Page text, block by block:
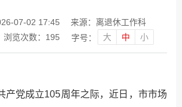
07-02 17:45
来源：离退休工作科
浏览次数： 195 字号： 大 中 小
产党成立105周年之际，近日，市市场